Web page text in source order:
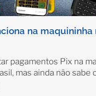
na maquininha
pagamentos Pix na
mas ainda não sabe